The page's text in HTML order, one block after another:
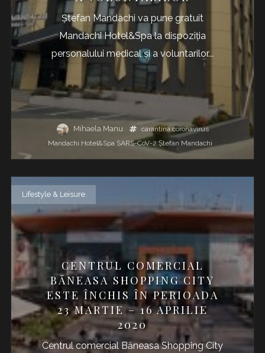
Ștefan Mandachi va pune gratuit
Mandachi Hotel&Spa la dispoziția
personalului medical și a voluntarilor...
Mihaela Manu carantina coronavirus
Mandachi Hotel&Spa SARS-CoV-2 Ștefan Mandachi
Lifestyle & Leisure
CENTRUL COMERCIAL
BĂNEASA SHOPPING CITY
ESTE ÎNCHIS ÎN PERIOADA
23 MARTIE – 16 APRILIE
2020
Centrul comercial Băneasa Shopping City